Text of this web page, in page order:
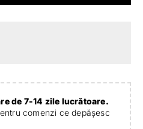
de 7-14 zile lucrătoare.
comenzi ce depășesc